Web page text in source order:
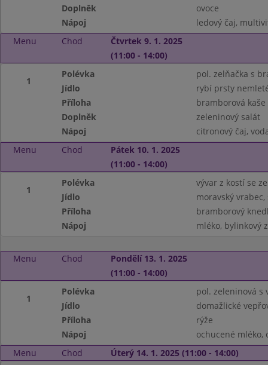
Doplněk
ovoce
Nápoj
ledový čaj,
Menu
Chod
Čtvrtek 9. 1. 2025
(11:00 - 14:00)
1
Polévka
pol. zelňačka s
Jídlo
rybí prsty
Příloha
bramborová
Doplněk
zeleninový salát
Nápoj
citronový čaj,
Menu
Chod
Pátek 10. 1. 2025
(11:00 - 14:00)
1
Polévka
vývar z kostí se
Jídlo
moravský
Příloha
bramborový
Nápoj
mléko, bylinkový
Menu Chod
Pondělí 13. 1. 2025
(11:00 - 14:00)
1
Polévka
pol. zeleninová s
Jídlo
domažlické
Příloha
rýže
Nápoj
ochucené mléko,
Menu
Chod Úterý 14. 1. 2025 (11:00 - 14:00)